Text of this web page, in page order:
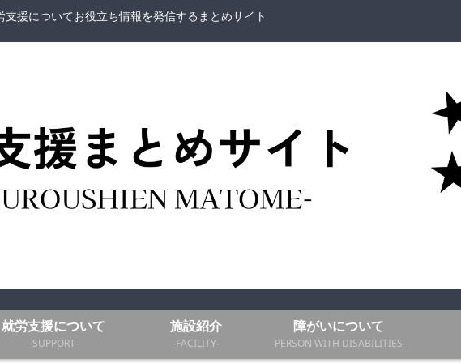
支援についてお役立ち情報を発信するまとめサイト
就労支援について
-SUPPORT-
施設紹介
-FACILITY-
障がいについて
-PERSON WITH DISABILITIES-